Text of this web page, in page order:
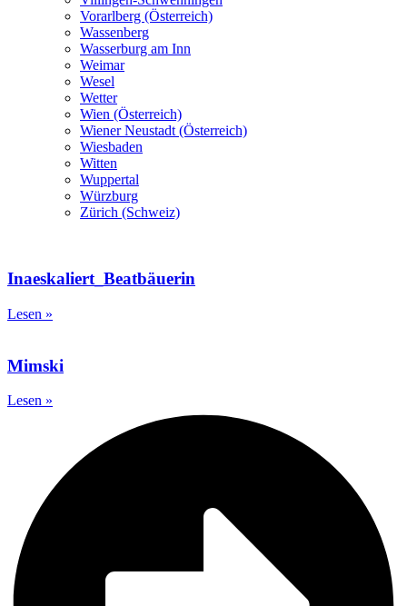
Vorarlberg (Österreich)
Wassenberg
Wasserburg am Inn
Weimar
Wesel
Wetter
Wien (Österreich)
Wiener Neustadt (Österreich)
Wiesbaden
Witten
Wuppertal
Würzburg
Zürich (Schweiz)
Inaeskaliert_Beatbäuerin
Lesen »
Mimski
Lesen »